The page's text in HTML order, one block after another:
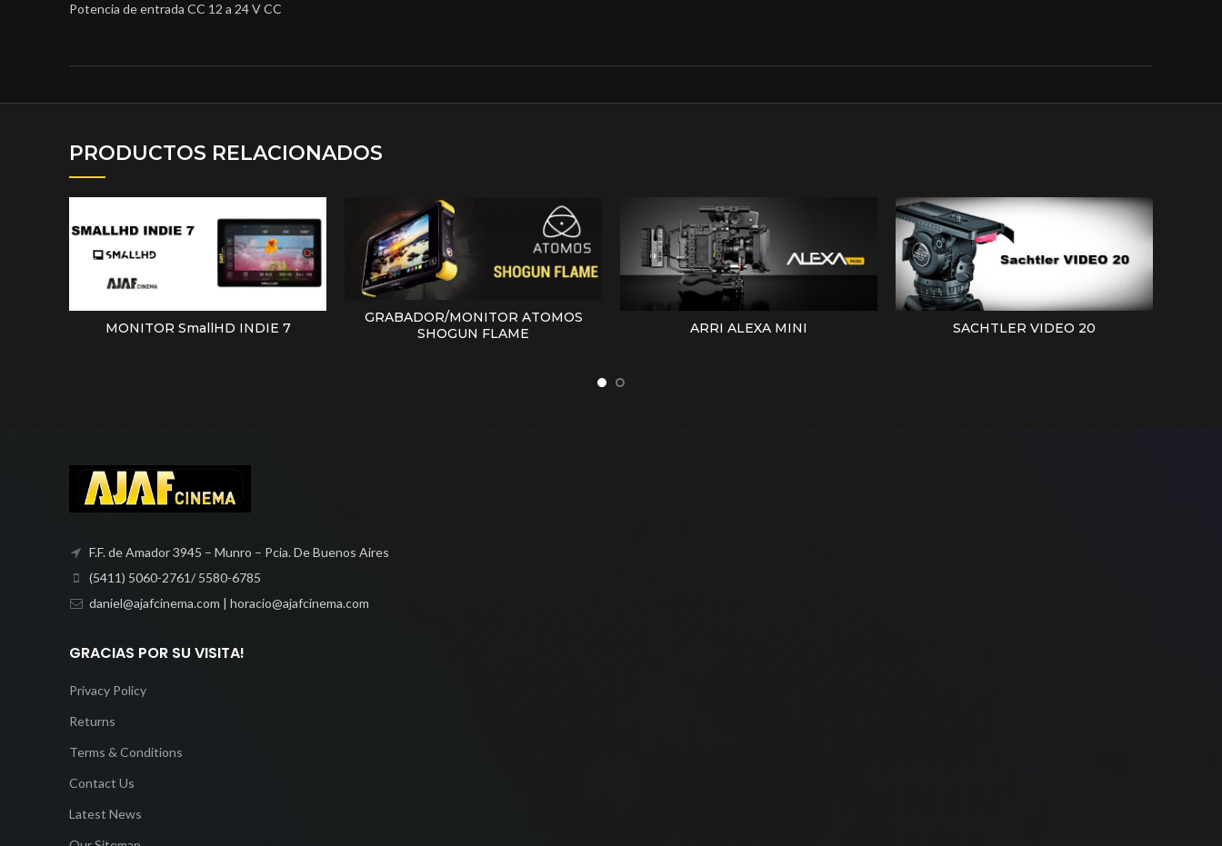
Potencia de entrada CC 12 a 24 V CC
PRODUCTOS RELACIONADOS
LEER MÁS
MONITOR SmallHD INDIE 7
LEER MÁS
GRABADOR/MONITOR ATOMOS
SHOGUN FLAME
LEER MÁS
ARRI ALEXA MINI LEER MÁS
SACHTLER VIDEO 20
F.F. de Amador 3945 – Munro – Pcia. De Buenos Aires
(5411) 5060-2761/ 5580-6785
daniel@ajafcinema.com | horacio@ajafcinema.com
GRACIAS POR SU VISITA!
Privacy Policy
Returns
Terms & Conditions
Contact Us
Latest News